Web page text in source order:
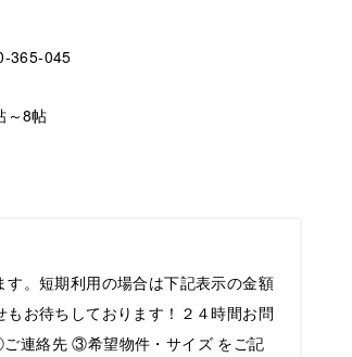
365-045
～8帖
。短期利用の場合は下記表示の金額
お待ちしております！２４時間お問
連絡先 ③希望物件・サイズ をご記